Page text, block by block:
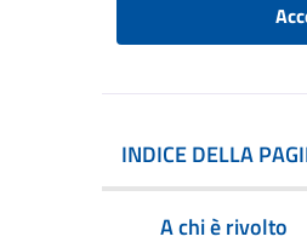
INDICE DELLA
A chi è rivolto